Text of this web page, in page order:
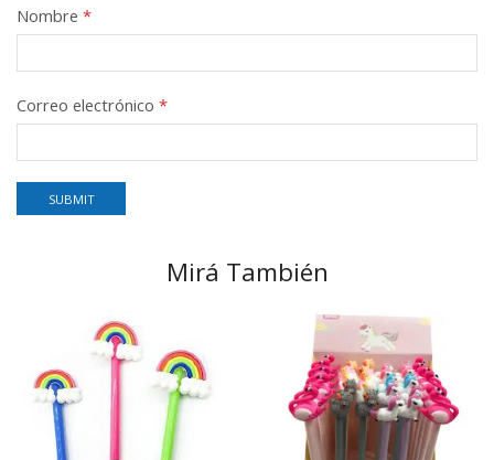
Nombre *
Correo electrónico *
Mirá También